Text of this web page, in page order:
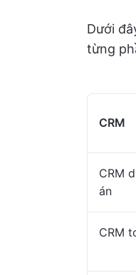
Dưới
từng
CRM
CRM
án
CRM